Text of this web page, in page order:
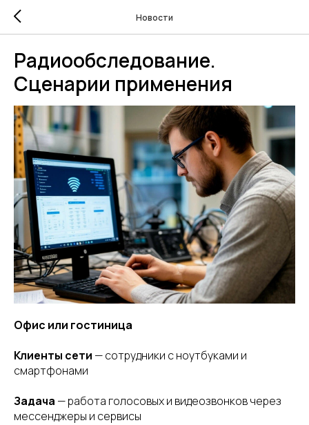
Новости
Радиообследование.
Сценарии применения
Офис или гостиница
Клиенты сети — сотрудники с ноутбуками и
смартфонами
Задача — работа голосовых и видеозвонков через
мессенджеры и сервисы